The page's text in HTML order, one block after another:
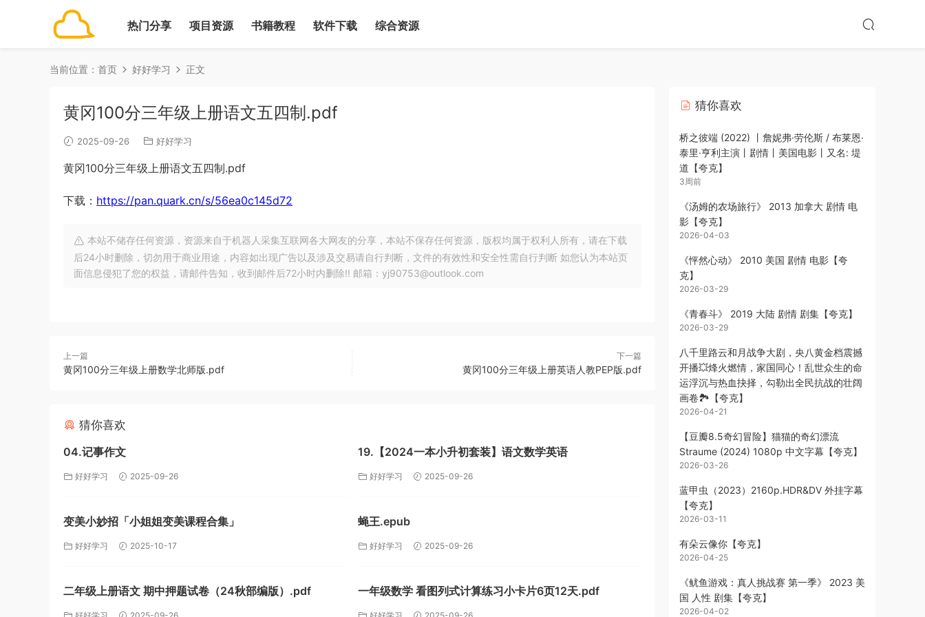
热门分享 项目资源 书籍教程 软件下载 综合资源
当前位置： 首页 好好学习 正文
黄冈100分三年级上册语文五四制.pdf
2025-09-26 好好学习
黄冈100分三年级上册语文五四制.pdf
下载： https://pan.quark.cn/s/56ea0c145d72
本站不储存任何资源，资源来自于机器人采集互联网各大网友的分享，本站不保存任何资源，版权均属于权利人所有，请在下载
后24小时删除，切勿用于商业用途，内容如出现广告以及涉及交易请自行判断，文件的有效性和安全性需自行判断 如您认为本站页
面信息侵犯了您的权益，请邮件告知，收到邮件后72小时内删除!! 邮箱：yj90753@outlook.com
上一篇
黄冈100分三年级上册数学北师版.pdf
下一篇
黄冈100分三年级上册英语人教PEP版.pdf
猜你喜欢
04.记事作文
好好学习 2025-09-26
19.【2024一本小升初套装】语文数学英语
好好学习 2025-09-26
变美小妙招「小姐姐变美课程合集」
好好学习 2025-10-17
蝇王.epub
好好学习 2025-09-26
二年级上册语文 期中押题试卷（24秋部编版）.pdf 一年级数学 看图列式计算练习小卡片6页12天.pdf
猜你喜欢
桥之彼端 (2022) 丨詹妮弗·劳伦斯 / 布莱恩·
泰里·亨利主演丨剧情丨美国电影丨又名: 堤
道【夸克】
3周前
《汤姆的农场旅行》 2013 加拿大 剧情 电
影【夸克】
2026-04-03
《怦然心动》 2010 美国 剧情 电影【夸
克】
2026-03-29
《青春斗》 2019 大陆 剧情 剧集【夸克】
2026-03-29
八千里路云和月‎战争大剧，央八黄金档震撼
开播💥烽火燃情，家国同心！乱世众生的命
运浮沉与热血抉择，勾勒出全民抗战的壮阔
画卷🏞️【夸克】
2026-04-21
【豆瓣8.5奇幻冒险】猫猫的奇幻漂流
Straume (2024) 1080p 中文字幕【夸克】
2026-03-26
蓝甲虫（2023）2160p.HDR&DV 外挂字幕
【夸克】
2026-03-11
有朵云像你【夸克】
2026-04-25
《鱿鱼游戏：真人挑战赛 第一季》 2023 美
国 人性 剧集【夸克】
2026-04-02